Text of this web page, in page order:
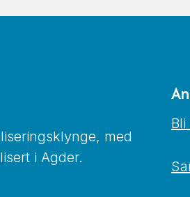
med
i Agder.